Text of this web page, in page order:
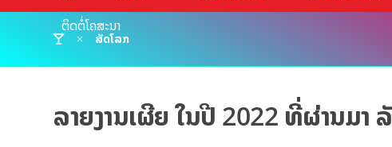
ຕິດຕໍ່ໂຄສະນາ
ສັດໂລກ
ລາຍງານເຜີຍ ໃນປີ 2022 ທີ່ຜ່ານມ